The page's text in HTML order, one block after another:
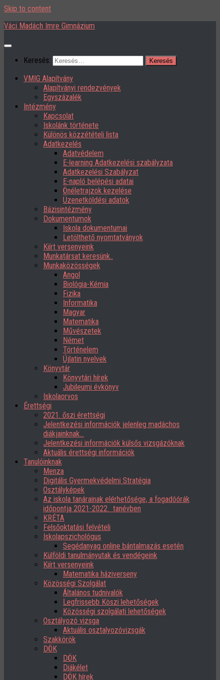
Skip to content
Váci Madách Imre Gimnázium
Keresés:
VMIG Alapítvány
Alapítványi rendezvények
Egyszázalék
Intézmény
Kapcsolat
Iskolánk története
Különös közzétételi lista
Adatkezelés
Adatvédelem
E-learning Adatkezelési szabályzata
Adatkezelési Szabályzat
E-napló belépési adatai
Önéletrajzok kezelése
Üzenetköldési adatok
Bázisintézmény
Dokumentumok
Iskola dokumentumai
Letölthető nyomtatványok
Kiírt versenyeink
Munkatársat keresünk..
Munkaközösségek
Angol
Biológia-Kémia
Fizika
Informatika
Magyar
Matematika
Művészetek
Német
Történelem
Újlatin nyelvek
Könyvtár
Könyvtári hírek
Jubileumi évkönyv
Iskolaorvos
Érettségi
2021. őszi érettségi
Jelentkezési információk jelenleg madáchos
diákjainknak…
Jelentkezési információk külsős vizsgázóknak
Aktuális érettségi információk
Tanulóinknak
Menza
Digitális Gyermekvédelmi Stratégia
Osztályképek
Az iskola tanárainak elérhetősége, a fogadóórák
időpontja 2021-2022. tanévben
KRÉTA
Felsőoktatási felvételi
Iskolapszichológus
Segédanyag online bántalmazás esetén
Külföldi tanulmányutak és vendégeink
Kiírt versenyeink
Matematika háziverseny
Közösségi Szolgálat
Általános tudnivalók
Legfrissebb Köszi lehetőségek
Közösségi szolgálati lehetőségek
Osztályozó vizsga
Aktuális osztalyozóvizsgák
Szakkörök
DÖK
DÖK
Diákélet
DÖK hírek